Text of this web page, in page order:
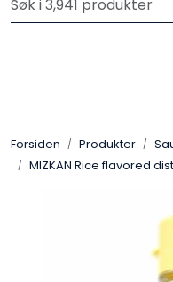
Skip to main content
Velkommen til vår
Forsiden Produkter
MIZKAN Rice flavored
Restaurantprodukter